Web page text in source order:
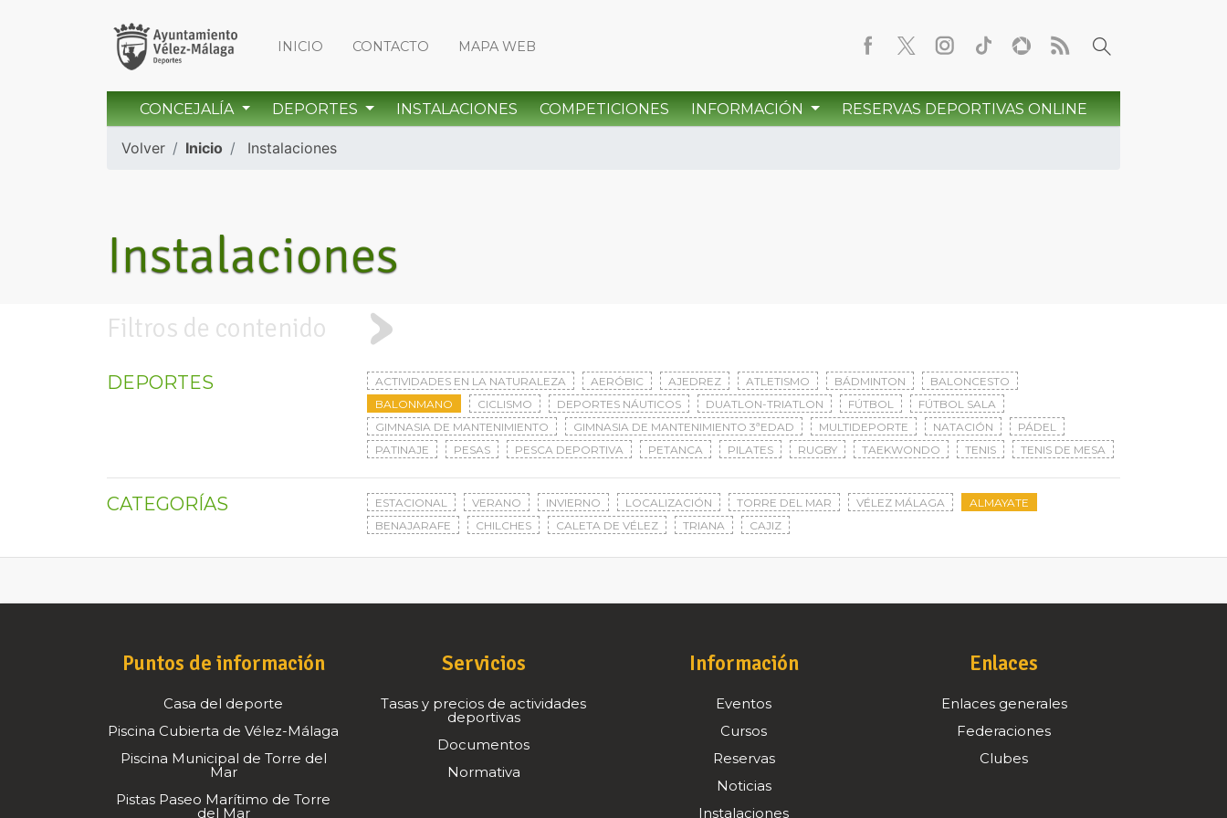
INICIO CONTACTO MAPA WEB
CONCEJALÍA DEPORTES INSTALACIONES COMPETICIONES INFORMACIÓN RESERVAS DEPORTIVAS ONLINE
Volver Inicio Instalaciones
Instalaciones
Filtros de contenido
DEPORTES ACTIVIDADES EN LA NATURALEZA AERÓBIC AJEDREZ ATLETISMO BÁDMINTON
BALONCESTO
BALONMANO
CICLISMO DEPORTES NÁUTICOS DUATLON-TRIATLON FÚTBOL
FÚTBOL SALA
GIMNASIA DE MANTENIMIENTO
GIMNASIA DE MANTENIMIENTO 3ªEDAD MULTIDEPORTE NATACIÓN
PÁDEL
PATINAJE
PESAS PESCA DEPORTIVA PETANCA PILATES RUGBY TAEKWONDO TENIS TENIS DE MESA
CATEGORÍAS ESTACIONAL VERANO INVIERNO LOCALIZACIÓN TORRE DEL MAR VÉLEZ MÁLAGA
ALMAYATE
BENAJARAFE
CHILCHES CALETA DE VÉLEZ TRIANA CAJIZ
Puntos de información
Casa del deporte
Piscina Cubierta de Vélez-Málaga
Piscina Municipal de Torre del
Mar
Pistas Paseo Marítimo de Torre
del Mar
Servicios
Tasas y precios de actividades
deportivas
Documentos
Normativa
Información
Eventos
Cursos
Reservas
Noticias
Instalaciones
Enlaces
Enlaces generales
Federaciones
Clubes